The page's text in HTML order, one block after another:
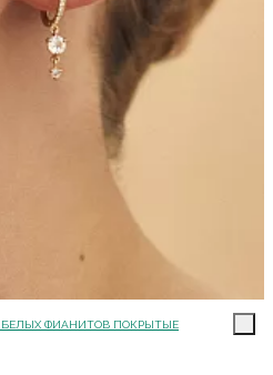
БЕЛЫХ ФИАНИТОВ ПОКРЫТЫЕ